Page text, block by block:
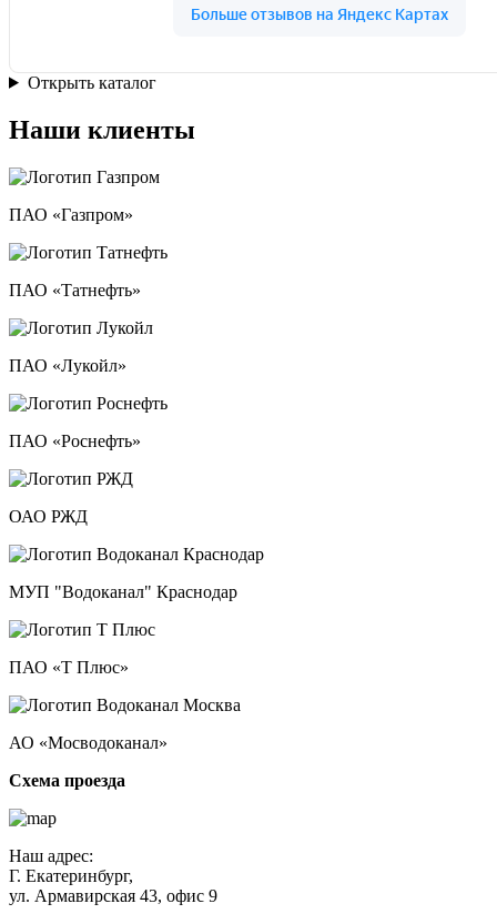
Открыть каталог
Наши клиенты
ПАО «Газпром»
ПАО «Татнефть»
ПАО «Лукойл»
ПАО «Роснефть»
ОАО РЖД
МУП "Водоканал" Краснодар
ПАО «Т Плюс»
АО «Мосводоканал»
Схема проезда
Наш адрес:
Г. Екатеринбург,
ул. Армавирская 43, офис 9